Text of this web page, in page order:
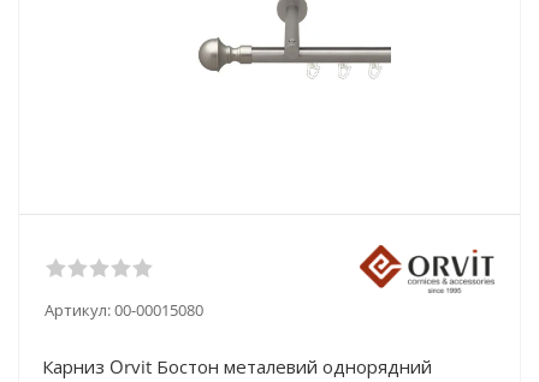
Артикул:00-00015080
Карниз Orvit Бостон металевий однорядний